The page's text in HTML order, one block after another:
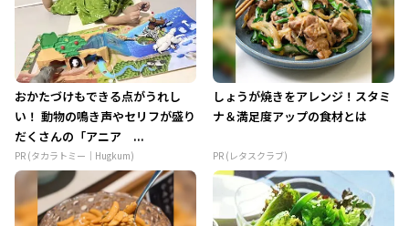
おかたづけもできる点がうれし
い！ 動物の鳴き声やセリフが盛り
だくさんの「アニア ...
PR (タカラトミー｜Hugkum)
しょうが焼きをアレンジ！スタミ
ナ＆満足度アップの食材とは
PR (レタスクラブ)